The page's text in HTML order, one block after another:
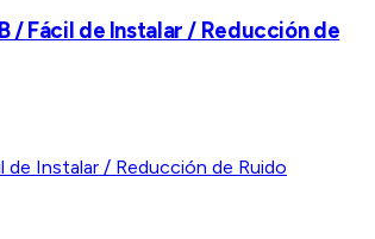
/ Fácil de Instalar / Reducción de